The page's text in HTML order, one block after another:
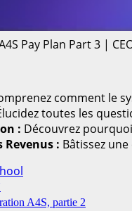
Pay Plan Part 3 |
comment le
toutes les
: Découvrez
: Bâtissez
A4S, partie 2